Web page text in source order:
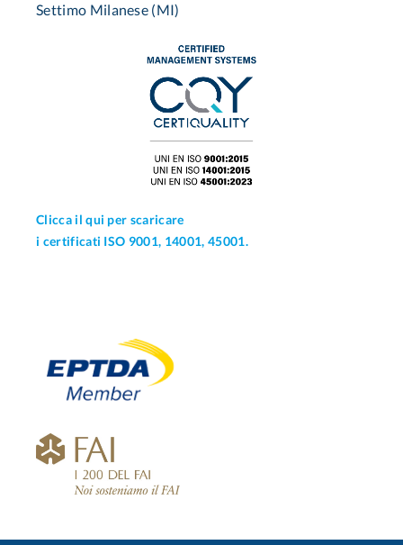
Settimo Milanese (MI)
Clicca il qui per scaricare
i certificati ISO 9001, 14001, 45001.